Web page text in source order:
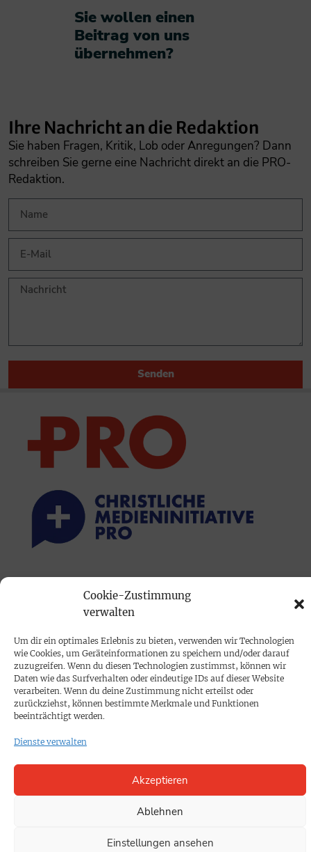
Cookie-Zustimmung
verwalten
Um dir ein optimales Erlebnis zu bieten, verwenden wir Technologien
wie Cookies, um Geräteinformationen zu speichern und/oder darauf
zuzugreifen. Wenn du diesen Technologien zustimmst, können wir
Daten wie das Surfverhalten oder eindeutige IDs auf dieser Website
verarbeiten. Wenn du deine Zustimmung nicht erteilst oder
zurückziehst, können bestimmte Merkmale und Funktionen
beeinträchtigt werden.
Dienste verwalten
Akzeptieren
Ablehnen
Einstellungen ansehen
Sie wollen einen
Beitrag von uns
übernehmen?​
Ihre Nachricht an die Redaktion
Sie haben Fragen, Kritik, Lob oder Anregungen? Dann
schreiben Sie gerne eine Nachricht direkt an die PRO-
Redaktion.
Senden
Mediadaten
PROKOMPAKT
Impressum
SPENDEN
Cookie-Richtlinie